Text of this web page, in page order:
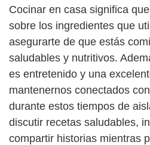
Cocinar en casa significa
sobre los ingredientes que
asegurarte de que estás
saludables y nutritivos.
es entretenido y una
mantenernos conectados
durante estos tiempos de
discutir recetas saludables,
compartir historias mientras